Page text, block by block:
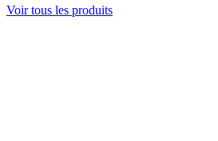
Voir tous les produits